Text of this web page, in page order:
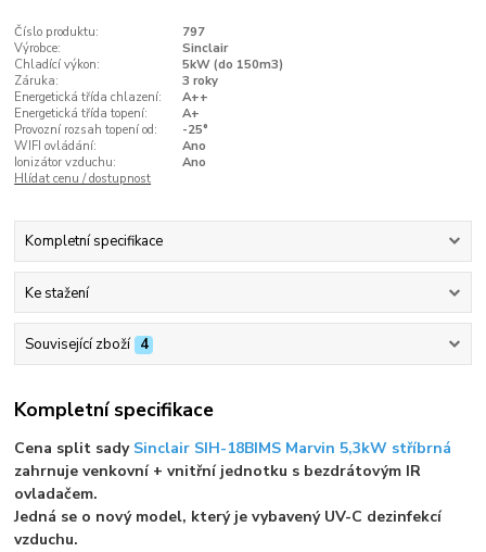
Číslo produktu:
797
Výrobce:
Sinclair
Chladící výkon:
5kW (do 150m3)
Záruka:
3 roky
Energetická třída chlazení:
A++
Energetická třída topení:
A+
Provozní rozsah topení od:
-25°
WIFI ovládání:
Ano
Ionizátor vzduchu:
Ano
Hlídat cenu / dostupnost
Kompletní specifikace
Ke stažení
Související zboží 4
Kompletní specifikace
Cena split sady Sinclair SIH-18BIMS Marvin 5,3kW stříbrná
zahrnuje venkovní + vnitřní jednotku s bezdrátovým IR
ovladačem.
Jedná se o nový model, který je vybavený UV-C dezinfekcí
vzduchu.